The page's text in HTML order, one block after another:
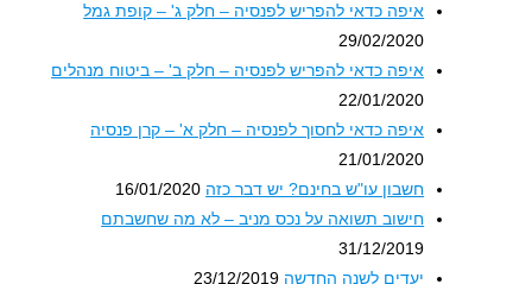
איפה כדאי להפריש לפנסיה – חלק ג' – קופת גמל
29/02/2020
איפה כדאי להפריש לפנסיה – חלק ב' – ביטוח מנהלים
22/01/2020
איפה כדאי לחסוך לפנסיה – חלק א' – קרן פנסיה
21/01/2020
חשבון עו"ש בחינם? יש דבר כזה 16/01/2020
חישוב תשואה על נכס מניב – לא מה שחשבתם
31/12/2019
יעדים לשנה החדשה 23/12/2019